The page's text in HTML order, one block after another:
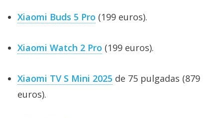
Xiaomi Buds 5 Pro (199 euros).
Xiaomi Watch 2 Pro (199 euros).
Xiaomi TV S Mini 2025 de 75 pulgadas (879
euros).